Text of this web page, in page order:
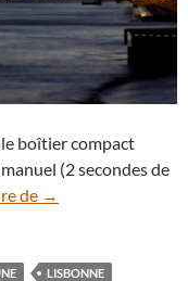
boîtier compact
(2 secondes de
de Jeune croissant
→
LISBONNE